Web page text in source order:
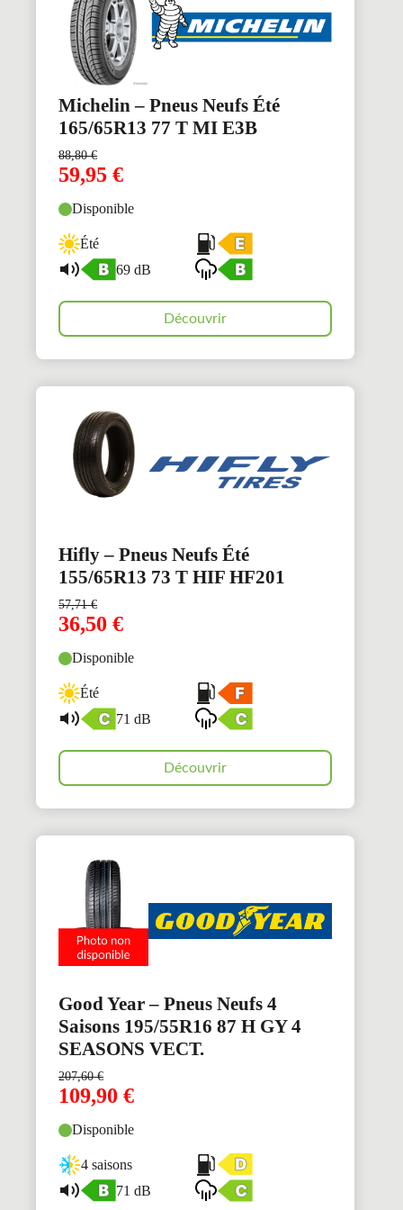
Michelin – Pneus Neufs Été
165/65R13 77 T MI E3B
88,80€
59,95 €
Disponible
Été
69 dB
Découvrir
Hifly – Pneus Neufs Été
155/65R13 73 T HIF HF201
57,71€
36,50 €
Disponible
Été
71 dB
Découvrir
Good Year – Pneus Neufs 4
Saisons 195/55R16 87 H GY 4
SEASONS VECT.
207,60€
109,90 €
Disponible
4 saisons
71 dB